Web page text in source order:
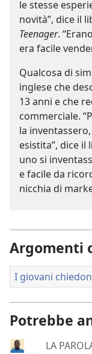
le stesse
novità”, dice il
Teenager.
era facile
Qualcosa di
inglese che
13 anni e che
commerciale.
la inventassero,
esistita”, dice il
uno si
e facile da
nicchia di
Argomenti
I giovani
Potrebbe
LA